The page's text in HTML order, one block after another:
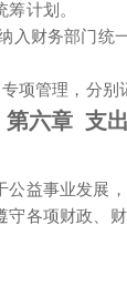
计划。
入财务部门统
项管理，分别
第六章 支
公益事业发展
守各项财政、